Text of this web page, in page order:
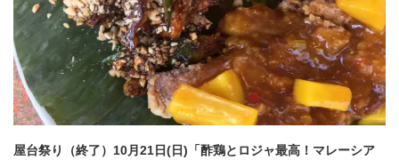
屋台祭り（終了）10月21日(日)「酢鶏とロジャ最高！マレーシア